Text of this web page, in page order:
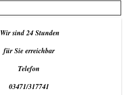
Wir sind 24 Stunden
für Sie erreichbar
Telefon
03471/317741